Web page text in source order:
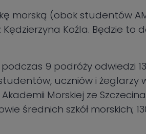
morską (obok studentów
Koźla. Będzie to
podczas 9 podróży odwiedzi
uczniów i
Morskiej ze
średnich szkół morskich;